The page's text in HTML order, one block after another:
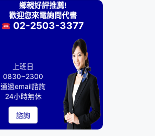
鄉親好評推薦!
歡迎您來電詢問代書
02-2503-3377
上班日
0830~2300
通過email諮詢
24小時無休
諮詢